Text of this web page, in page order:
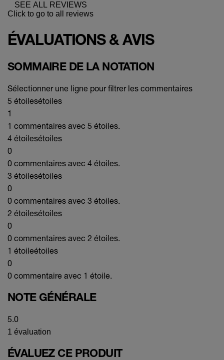
SEE ALL REVIEWS
Click to go to all reviews
ÉVALUATIONS & AVIS
SOMMAIRE DE LA NOTATION
Sélectionner une ligne pour filtrer les commentaires
5 étoilesétoiles
1
1 commentaires avec 5 étoiles.
4 étoilesétoiles
0
0 commentaires avec 4 étoiles.
3 étoilesétoiles
0
0 commentaires avec 3 étoiles.
2 étoilesétoiles
0
0 commentaires avec 2 étoiles.
1 étoileétoiles
0
0 commentaire avec 1 étoile.
NOTE GÉNÉRALE
5.0
1 évaluation
ÉVALUEZ CE PRODUIT